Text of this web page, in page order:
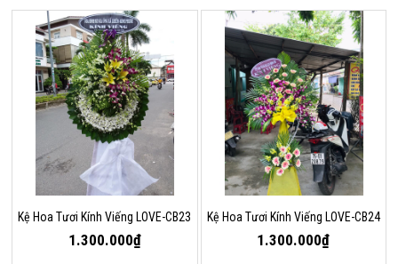
Kệ Hoa Tươi Kính Viếng LOVE-CB23
1.300.000₫
Kệ Hoa Tươi Kính Viếng LOVE-CB24
1.300.000₫